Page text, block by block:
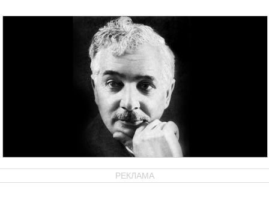
РЕКЛАМА